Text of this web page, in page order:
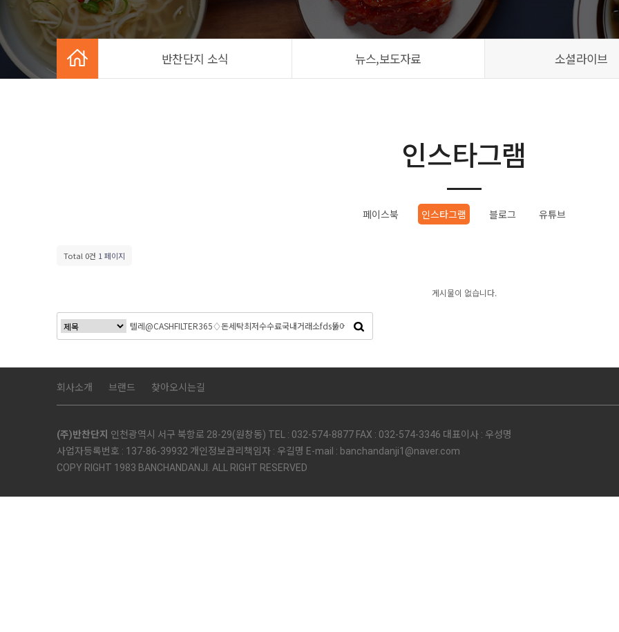
반찬단지 소식 뉴스,보도자료 소셜라이브
인스타그램
페이스북 인스타그램 블로그 유튜브
Total 0건 1 페이지
게시물이 없습니다.
회사소개 브랜드 찾아오시는길
(주)반찬단지 인천광역시 서구 북항로 28-29(원창동) TEL : 032-574-8877 FAX : 032-574-3346 대표이사 : 우성명
사업자등록번호 : 137-86-39932 개인정보관리책임자 : 우길명 E-mail : banchandanji1@naver.com
COPY RIGHT 1983 BANCHANDANJI. ALL RIGHT RESERVED